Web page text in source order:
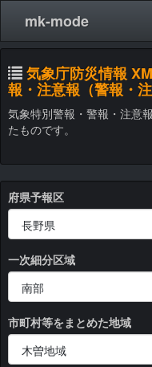
mk-mode
気象庁防災情報
報・注意報（警報・
気象特別警報・警報・注意
たものです。
府県予報区
一次細分区域
市町村等をまとめた地域